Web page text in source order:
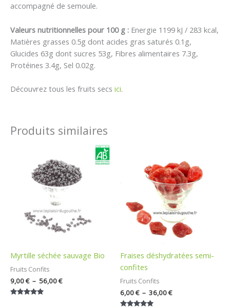
accompagné de semoule.
Valeurs nutritionnelles pour 100 g : Energie 1199 kJ / 283 kcal,
Matières grasses 0.5g dont acides gras saturés 0.1g,
Glucides 63g dont sucres 53g, Fibres alimentaires 7.3g,
Protéines 3.4g, Sel 0.02g.
Découvrez tous les fruits secs ici.
Produits similaires
Myrtille séchée sauvage Bio
Fruits Confits
9,00€ – 56,00€
prix :
9,00 €
à
56,00 €
Fraises déshydratées semi-
confites
Fruits Confits
6,00€ – 36,00€
prix :
6,00 €
à
36,00 €